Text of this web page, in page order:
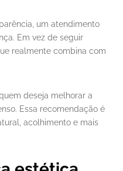
um atendimento
Em vez de seguir
realmente combina com
deseja melhorar a
Essa recomendação é
acolhimento e mais